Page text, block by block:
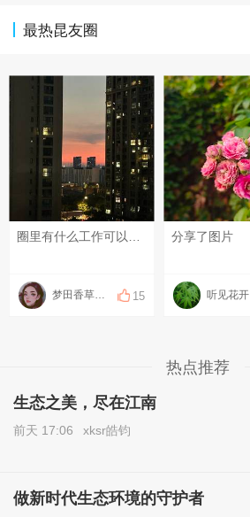
最热昆友圈
圈里有什么工作可以推荐的吗？
15
分享了图片
听见花开
热点推荐
生态之美，尽在江南
前天 17:06 xksr皓钧
做新时代生态环境的守护者